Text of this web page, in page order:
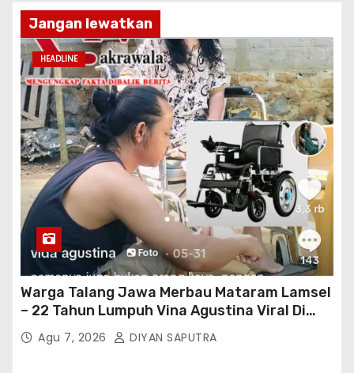
Jangan lewatkan
HEADLINE
Warga Talang Jawa Merbau Mataram Lamsel
– 22 Tahun Lumpuh Vina Agustina Viral Di
Tiktok Inginkan Kursi Roda Listrik, Kepala
Perwakilan Provinsi Lampung Media
Agu 7, 2026 DIYAN SAPUTRA